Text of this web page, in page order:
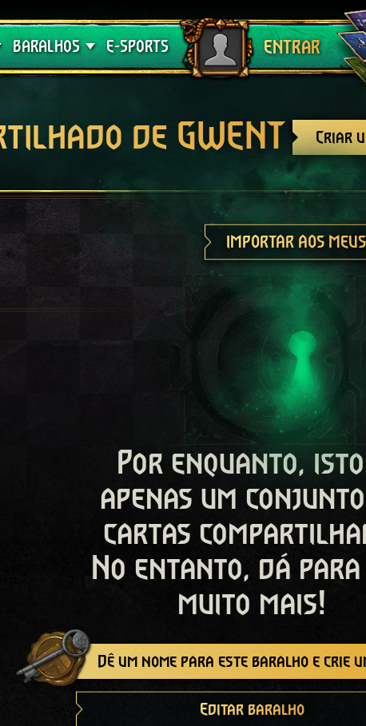
BARALHOS
Guia de Baralhos
E-SPORTS ENTRAR
Sair
Criar
de GWENT
IMPORTAR AOS
Por enquanto,
apenas um
cartas
No entanto, dá
muito mais!
Dê um nome para este baralho e crie
Editar baralho